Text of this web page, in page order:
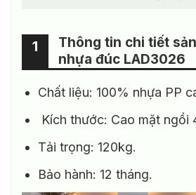
Thông tin chi tiết
nhựa đúc LAD3026
1
Chất liệu: 100% nhựa PP
Kích thước: Cao mặt ngồi
Tải trọng: 120kg.
Bảo hành: 12 tháng.